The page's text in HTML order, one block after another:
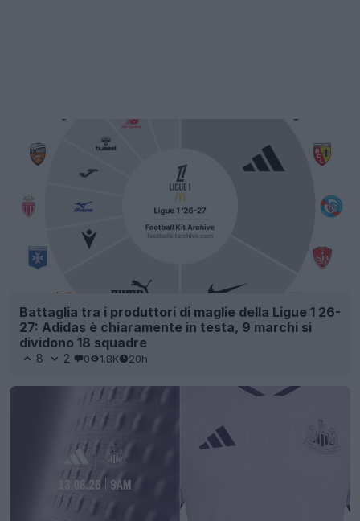
Battaglia tra i produttori di maglie della Ligue 1 26-
27: Adidas è chiaramente in testa, 9 marchi si
dividono 18 squadre
8 2 0 1.8K 20h